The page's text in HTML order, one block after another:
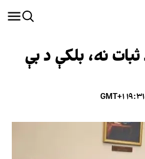
نه، بلکې د بې